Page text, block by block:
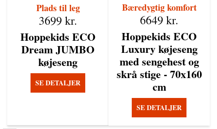
Plads til leg
Hoppekids ECO
Dream JUMBO
køjeseng
3699 kr.
SE DETALJER
Bæredygtig komfort
Hoppekids ECO
Luxury køjeseng
med sengehest og
skrå stige - 70x160
cm
6649 kr.
SE DETALJER